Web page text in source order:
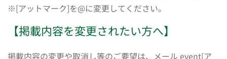
※[アットマーク]を@に変更してください。
【掲載内容を変更されたい方へ】
掲載内容の変更や取消し等のご要望は、メール event[ア